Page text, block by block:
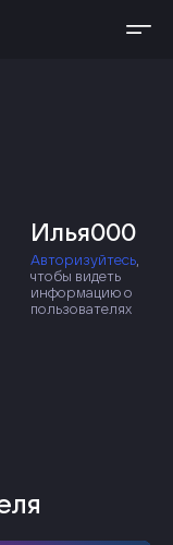
Илья000
Авторизуйтесь
чтобы видеть
информацию о
пользователях